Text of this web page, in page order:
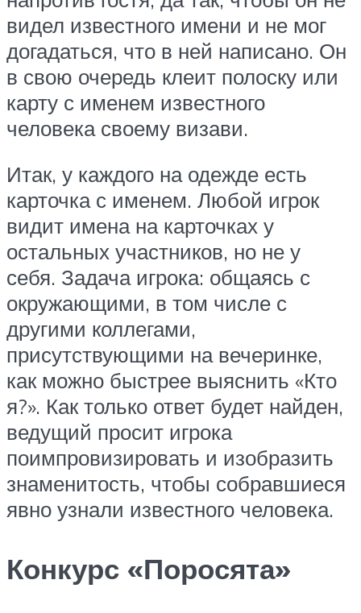
видел известного имени и не мог
догадаться, что в ней написано. Он
в свою очередь клеит полоску или
карту с именем известного
человека своему визави.
Итак, у каждого на одежде есть
карточка с именем. Любой игрок
видит имена на карточках у
остальных участников, но не у
себя. Задача игрока: общаясь с
окружающими, в том числе с
другими коллегами,
присутствующими на вечеринке,
как можно быстрее выяснить «Кто
я?». Как только ответ будет найден,
ведущий просит игрока
поимпровизировать и изобразить
знаменитость, чтобы собравшиеся
явно узнали известного человека.
Конкурс «Поросята»